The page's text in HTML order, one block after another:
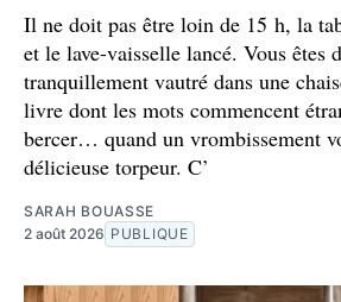
Il ne doit pas être loin de 15 h, la
et le lave-vaisselle lancé. Vous êtes
tranquillement vautré dans une
livre dont les mots commencent
bercer… quand un vrombissement
délicieuse torpeur. C’
SARAH BOUASSE
2 août 2026 PUBLIQUE